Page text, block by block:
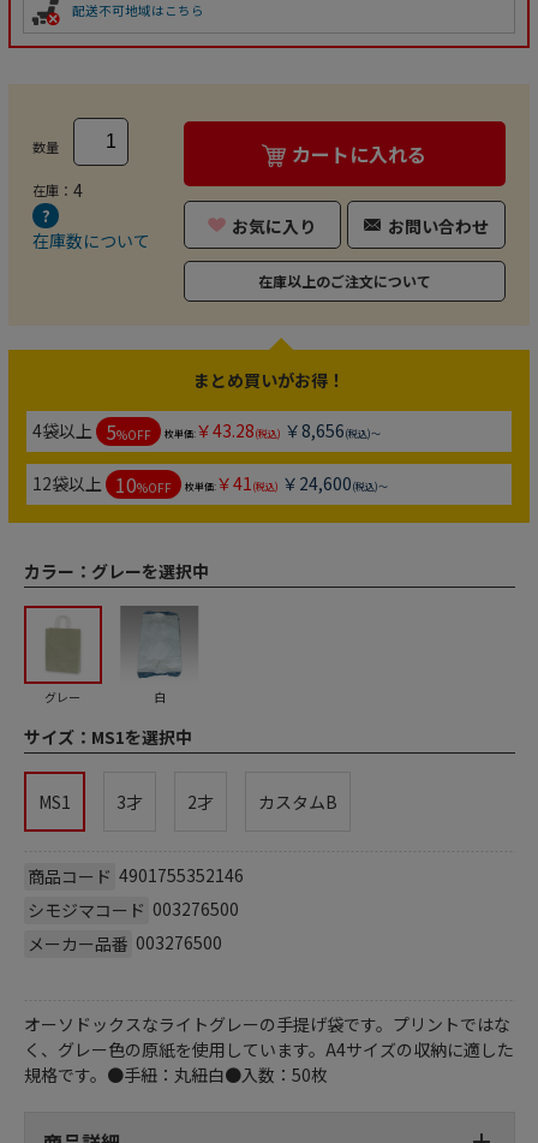
配送不可地域はこちら
数量
在庫： 4
在庫数について
カートに入れる
お気に入り お問い合わせ
在庫以上のご注文について
まとめ買いがお得！
4袋以上 5%OFF 枚単価:￥43.28(税込) ￥8,656(税込)～
12袋以上 10%OFF 枚単価:￥41(税込) ￥24,600(税込)～
カラー： グレーを選択中
グレー 白
サイズ： MS1を選択中
MS1 3才 2才 カスタムB
商品コード 4901755352146
シモジマコード 003276500
メーカー品番 003276500
オーソドックスなライトグレーの手提げ袋です。プリントではな
く、グレー色の原紙を使用しています。A4サイズの収納に適した
規格です。●手紐：丸紐白●入数：50枚